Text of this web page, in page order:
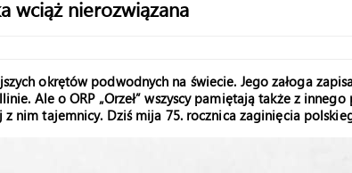
wciąż nierozwiązana
okrętów podwodnych na świecie. Jego załoga
Ale o ORP „Orzeł” wszyscy pamiętają także z
z nim tajemnicy. Dziś mija 75. rocznica zaginięcia